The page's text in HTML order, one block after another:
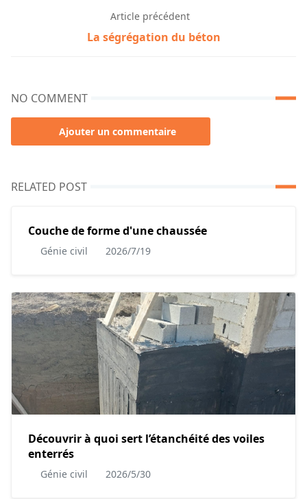
Article précédent
La ségrégation du béton
NO COMMENT
Ajouter un commentaire
RELATED POST
Couche de forme d'une chaussée
Génie civil 2026/7/19
Découvrir à quoi sert l’étanchéité des voiles
enterrés
Génie civil 2026/5/30